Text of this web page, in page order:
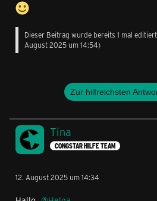
Dieser Beitrag wurde bereits 1 mal
August 2025 um 14:54)
Zur hilfreichsten
Tina
CONGSTAR HILFE TEAM
12. August 2025 um 14:34